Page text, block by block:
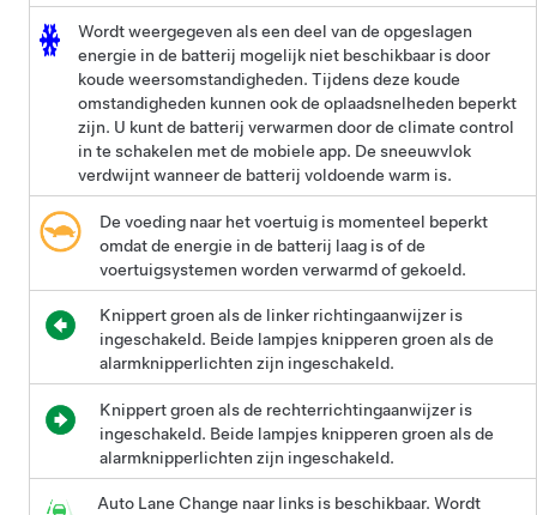
Wordt weergegeven als een deel van de opgeslagen
energie in de batterij mogelijk niet beschikbaar is door
koude weersomstandigheden. Tijdens deze koude
omstandigheden kunnen ook de oplaadsnelheden beperkt
zijn. U kunt de batterij verwarmen door de climate control
in te schakelen met de mobiele app. De sneeuwvlok
verdwijnt wanneer de batterij voldoende warm is.
De voeding naar het voertuig is momenteel beperkt
omdat de energie in de batterij laag is of de
voertuigsystemen worden verwarmd of gekoeld.
Knippert groen als de linker richtingaanwijzer is
ingeschakeld. Beide lampjes knipperen groen als de
alarmknipperlichten zijn ingeschakeld.
Knippert groen als de rechterrichtingaanwijzer is
ingeschakeld. Beide lampjes knipperen groen als de
alarmknipperlichten zijn ingeschakeld.
Auto Lane Change naar links is beschikbaar. Wordt